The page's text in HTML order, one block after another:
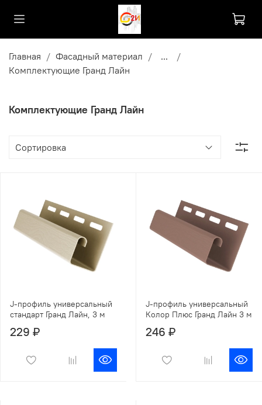
Главная Фасадный материал
...
Комплектующие Гранд Лайн
Комплектующие Гранд Лайн
J-профиль универсальный
стандарт Гранд Лайн, 3 м
229 ₽
J-профиль универсальный
Колор Плюс Гранд Лайн 3 м
246 ₽